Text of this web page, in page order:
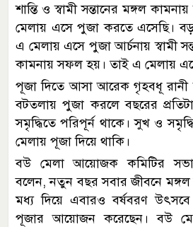
শান্তি ও স্বামী সন্তানের মঙ্গল
মেলায় এসে পুজা করতে এসেছি।
এ মেলায় এসে পুজা আর্চনায় স্বামী
কামনায় সফল হয়। তাই এ মেলায়
পূজা দিতে আসা আরেক গৃহবধূ রানী
বটতলায় পুজা করলে বছরের
সমৃদ্ধিতে পরিপূর্ন থাকে। সুখ ও
মেলায় পূজা দিয়ে থাকি।
বউ মেলা আয়োজক কমিটির
বলেন, নতুন বছর সবার জীবনে
মধ্য দিয়ে এবারও বর্ষবরণ উৎসবে
পূজার আয়োজন করেছেন। বউ